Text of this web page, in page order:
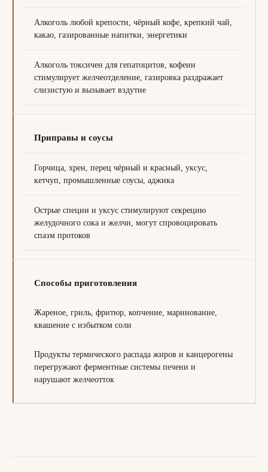
Алкоголь любой крепости, чёрный кофе, крепкий чай,
какао, газированные напитки, энергетики
Алкоголь токсичен для гепатоцитов, кофеин
стимулирует желчеотделение, газировка раздражает
слизистую и вызывает вздутие
Приправы и соусы
Горчица, хрен, перец чёрный и красный, уксус,
кетчуп, промышленные соусы, аджика
Острые специи и уксус стимулируют секрецию
желудочного сока и желчи, могут спровоцировать
спазм протоков
Способы приготовления
Жареное, гриль, фритюр, копчение, маринование,
квашение с избытком соли
Продукты термического распада жиров и канцерогены
перегружают ферментные системы печени и
нарушают желчеотток